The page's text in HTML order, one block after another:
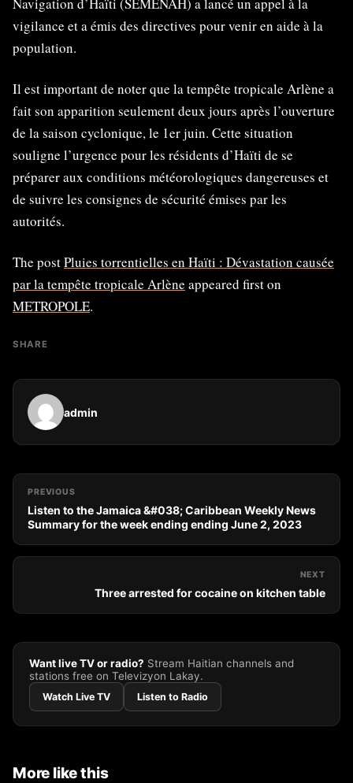
vigilance et a émis des directives pour venir en aide à la
population.
Il est important de noter que la tempête tropicale Arlène a
fait son apparition seulement deux jours après l’ouverture
de la saison cyclonique, le 1er juin. Cette situation
souligne l’urgence pour les résidents d’Haïti de se
préparer aux conditions météorologiques dangereuses et
de suivre les consignes de sécurité émises par les
autorités.
The postPluies torrentielles en Haïti : Dévastation causée
par la tempête tropicale Arlène appeared first on
METROPOLE.
SHARE
admin
PREVIOUS
Listen to the Jamaica &#038; Caribbean Weekly News
Summary for the week ending ending June 2, 2023
NEXT
Three arrested for cocaine on kitchen table
Want live TV or radio? Stream Haitian channels and
stations free on Televizyon Lakay.
Watch Live TV Listen to Radio
More like this